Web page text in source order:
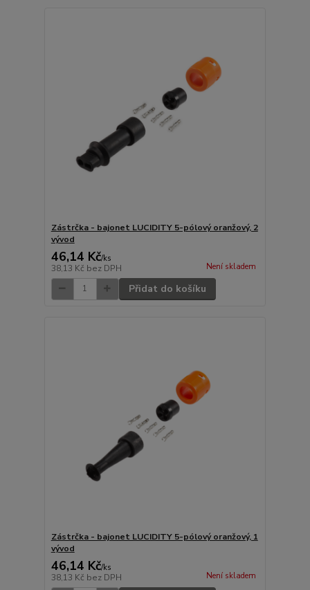
Zástrčka - bajonet LUCIDITY 5-pólový oranžový, 2
vývod
46,14 Kč/ks
38,13 Kč bez DPH Není skladem
Přidat do košíku
Zástrčka - bajonet LUCIDITY 5-pólový oranžový, 1
vývod
46,14 Kč/ks
38,13 Kč bez DPH Není skladem